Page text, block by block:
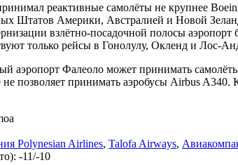
реактивные самолёты не крупнее
Штатов Америки, Австралией и Новой
взлётно-посадочной полосы
только рейсы в Гонолулу, Окленд и Лос-
Фалеоло может принимать самолёты
не позволяет принимать аэробусы Airbus
Polynesian Airlines, Talofa Airways,
-11/-10